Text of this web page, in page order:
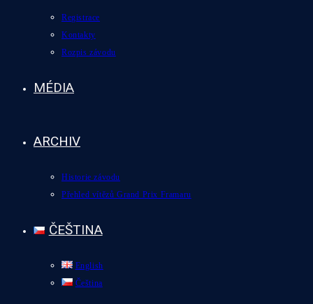
Registrace
Kontakty
Rozpis závodu
MÉDIA
ARCHIV
Historie závodu
Přehled vítězů Grand Prix Framaru
ČEŠTINA
English
Čeština